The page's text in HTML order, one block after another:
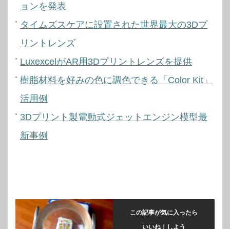
ョンを発表
タイムズスケアに設置された世界最大の3Dプ
リントレンズ
LuxexcelがAR用3Dプリントレンズを提供
樹脂材料を好みの色に調色できる「Color Kit」
活用例
3Dプリント製電動式ジェットエンジン模型最
新事例
この記事が気に入ったら
いいね！しよう